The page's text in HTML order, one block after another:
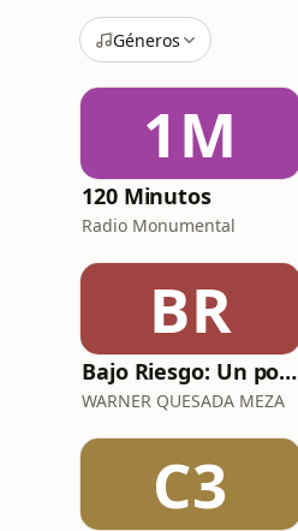
Géneros
1M
120 Minutos
Radio Monumental
BR
Bajo Riesgo: Un podcast de Riesgos y Seguros
WARNER QUESADA MEZA
C3